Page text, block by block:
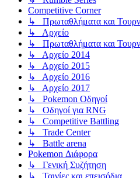
Competitive Corner
↳ Πρωταθλήματα και
↳ Αρχείο
↳ Πρωταθλήματα και
↳ Αρχείο 2014
↳ Αρχείο 2015
↳ Αρχείο 2016
↳ Αρχείο 2017
↳ Pokemon Οδηγοί
↳ Οδηγοί για RNG
↳ Competitive Battling
↳ Trade Center
↳ Battle arena
Pokemon Διάφορα
↳ Γενική Συζήτηση